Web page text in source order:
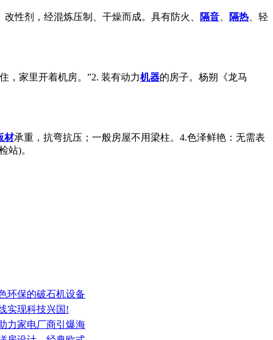
性剂，经混炼压制、干燥而成。具有防火、 隔音 隔热 、轻
，家里开着机房。”2. 装有动力机器的房子。杨朔《龙马
材承重，抗弯抗压；一般房屋不用梁柱。4.色泽鲜艳：无需表
站)。
环保的破石机设备
实现科技兴国!
力家电厂商引爆海